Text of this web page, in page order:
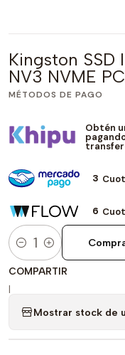
Kingston
NV3 NVME
MÉTODOS DE PAGO
Obtén
3
6
Cantidad
COMPARTIR
|
Mostrar stock de